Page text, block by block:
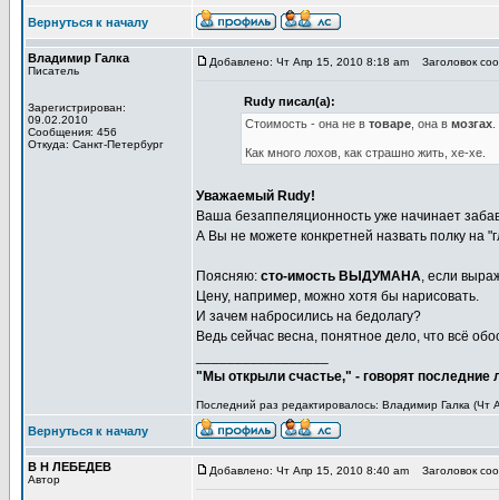
Вернуться к началу
Владимир Галка
Писатель
Зарегистрирован:
09.02.2010
Сообщения: 456
Откуда: Санкт-Петербург
Добавлено: Чт Апр 15, 2010 8:18 am Заголовок
Rudy писал(а):
Стоимость - она не в товаре , она в мозгах
Как много лохов, как страшно жить, хе-хе.
Уважаемый Rudy!
Ваша безаппеляционность уже начинает
А Вы не можете конкретней назвать полку на
Поясняю: сто-имость ВЫДУМАНА, если
Цену, например, можно хотя бы нарисовать.
И зачем набросились на бедолагу?
Ведь сейчас весна, понятное дело, что всё
"Мы открыли счастье," - говорят
Последний раз редактировалось: Владимир Галка (Чт
Вернуться к началу
В Н ЛЕБЕДЕВ
Автор
Добавлено: Чт Апр 15, 2010 8:40 am Заголовок